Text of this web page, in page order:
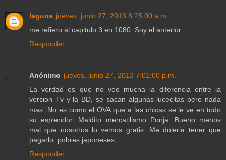
laguna jueves, junio 27, 2013 8:25:00 a.m.
me refiero al capitulo 3 en 1080. Soy el anterior
Responder
Anónimo jueves, junio 27, 2013 7:01:00 p.m.
La verdad es que no veo mucha la diferencia entre la
version Tv y la BD, se sacan algunas lucecitas pero nada
mas. No es como el OVA que a las chicas se le ve en todo
su esplendor. Maldito mercatilismo Ponja. Bueno menos
mal que nosotros lo vemos gratis .Me doleria tener que
pagarlo. pobres japoneses.
Responder